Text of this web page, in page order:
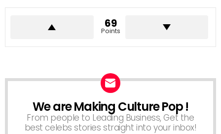
69
Points
NEWSLETTER
We are Making Culture Pop !
From people to Leading Business, Get the
best celebs stories straight into your inbox!